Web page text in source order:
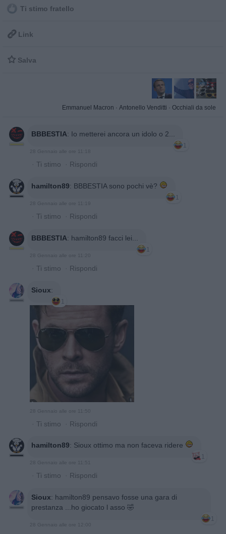
Ti stimo fratello
 Link
 Salva
Emmanuel Macron · Antonello Venditti · Occhiali da sole
BBBESTIA: Io metterei ancora un idolo o 2...
1
28 Gennaio alle ore 11:18
· Ti stimo · Rispondi
hamilton89: BBBESTIA sono pochi vè?
1
28 Gennaio alle ore 11:19
· Ti stimo · Rispondi
BBBESTIA: hamilton89 facci lei...
1
28 Gennaio alle ore 11:20
· Ti stimo · Rispondi
Sioux:
1
28 Gennaio alle ore 11:50
· Ti stimo · Rispondi
hamilton89: Sioux ottimo ma non faceva ridere
1
28 Gennaio alle ore 11:51
· Ti stimo · Rispondi
Sioux: hamilton89 pensavo fosse una gara di
prestanza ...ho giocato l asso 🤣
1
28 Gennaio alle ore 12:00